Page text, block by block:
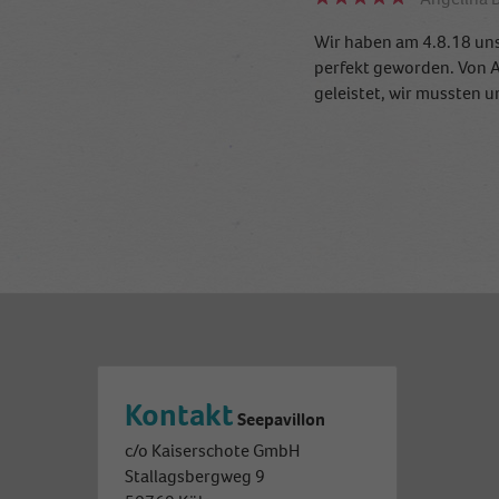
Wir haben am 4.8.18
perfekt geworden. Von
geleistet, wir mussten
KontaktSeepavillon
c/o Kaiserschote GmbH
Stallagsbergweg 9